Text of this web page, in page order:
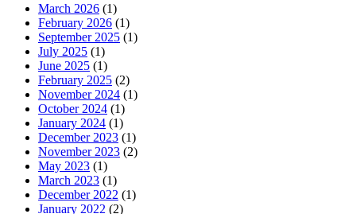
March 2026 (1)
February 2026 (1)
September 2025 (1)
July 2025 (1)
June 2025 (1)
February 2025 (2)
November 2024 (1)
October 2024 (1)
January 2024 (1)
December 2023 (1)
November 2023 (2)
May 2023 (1)
March 2023 (1)
December 2022 (1)
January 2022 (2)